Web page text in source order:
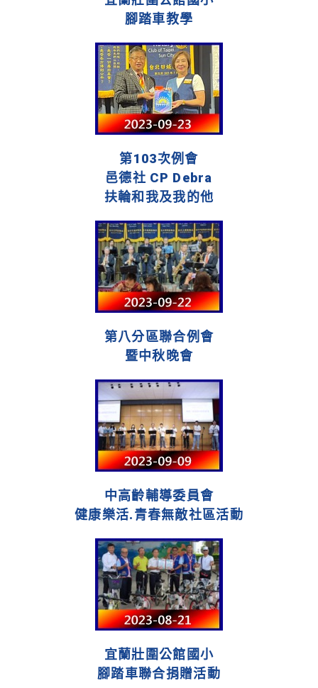
腳踏車教學
第103次例會
邑德社 CP Debra
扶輪和我及我的他
第八分區聯合例會
暨中秋晚會
中高齡輔導委員會
健康樂活.青春無敵社區活動
宜蘭壯圍公館國小
腳踏車聯合捐贈活動